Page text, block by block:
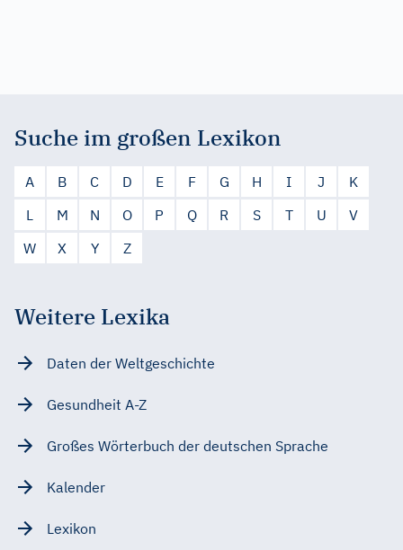
Suche im großen Lexikon
A B C D E F G H I J
K
L
M N O P Q R S T U
V
W
X Y Z
Weitere Lexika
Daten der Weltgeschichte
Gesundheit A-Z
Großes Wörterbuch der deutschen Sprache
Kalender
Lexikon